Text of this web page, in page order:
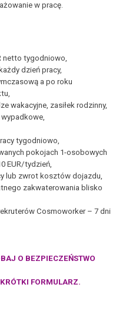
w pracę.
netto tygodniowo,
dzień pracy,
a po roku
wakacyjne, zasiłek rodzinny,
tygodniowo,
pokojach 1-osobowych
EUR/tydzień,
lub zwrot kosztów dojazdu,
zakwaterowania blisko
Cosmoworker – 7 dni
O BEZPIECZEŃSTWO
FORMULARZ.